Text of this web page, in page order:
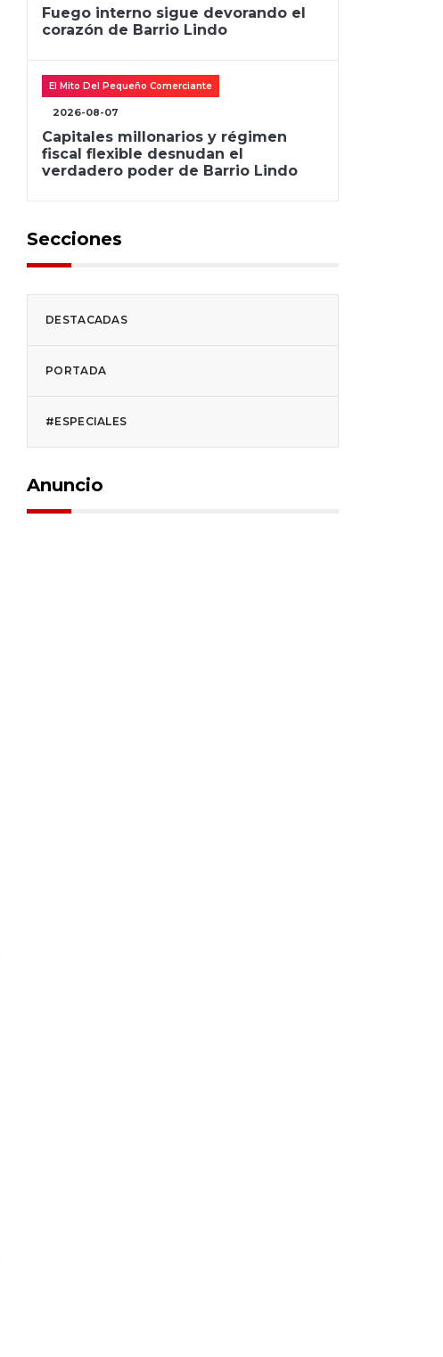
Fuego interno sigue devorando el
corazón de Barrio Lindo
El Mito Del Pequeño Comerciante
2026-08-07
Capitales millonarios y régimen
fiscal flexible desnudan el
verdadero poder de Barrio Lindo
Secciones
DESTACADAS
PORTADA
#ESPECIALES
Anuncio